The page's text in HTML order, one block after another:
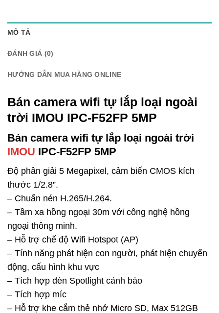
MÔ TẢ
ĐÁNH GIÁ (0)
HƯỚNG DẪN MUA HÀNG ONLINE
Bán camera wifi tự lắp loại ngoài
trời IMOU IPC-F52FP 5MP
Bán camera wifi tự lắp loại ngoài trời
IMOU IPC-F52FP 5MP
Độ phân giải 5 Megapixel, cảm biến CMOS kích
thước 1/2.8”.
– Chuẩn nén H.265/H.264.
– Tầm xa hồng ngoại 30m với công nghệ hồng
ngoại thông minh.
– Hỗ trợ chế độ Wifi Hotspot (AP)
– Tính năng phát hiện con người, phát hiện chuyển
động, cấu hình khu vực
– Tích hợp đèn Spotlight cảnh báo
– Tích hợp míc
– Hỗ trợ khe cắm thẻ nhớ Micro SD, Max 512GB